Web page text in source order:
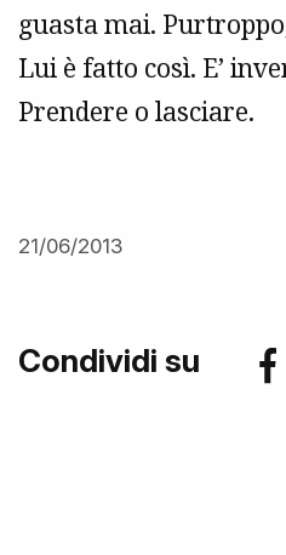
guasta mai.
Lui è fatto così. E’
Prendere o lasciare.
21/06/2013
Condividi su